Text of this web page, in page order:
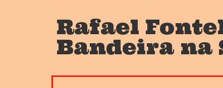
Rafael
Bandeira na